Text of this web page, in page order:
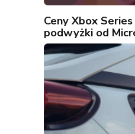
Ceny Xbox
podwyżki od